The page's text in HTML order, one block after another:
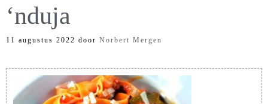
‘nduja
11 augustus 2022 door Norbert Mergen